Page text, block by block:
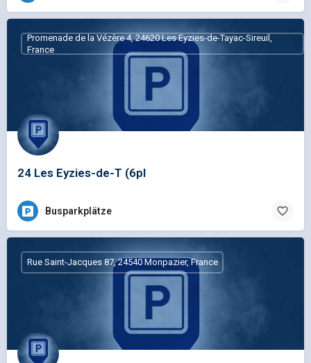
24 Les Eyzies-de-T (6pl
Promenade de la Vézère 4, 24620 Les Eyzies-de-Tayac-Sireuil,
France
Busparkplätze
Rue Saint-Jacques 87, 24540 Monpazier, France